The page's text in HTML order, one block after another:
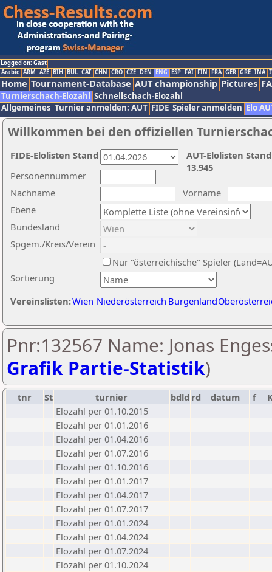
Logged on: Gast
Arabic ARM AZE BIH BUL CAT CHN CRO CZE DEN ENG ESP FAI FIN FRA GER GRE INA
Home Tournament-Database AUT championship Pictures
Turnierschach-Elozahl Schnellschach-Elozahl
Allgemeines Turnier anmelden: AUT FIDE Spieler anmelden Elo
Willkommen bei den offiziellen
Nachname
Vorname
Ebene
Sortierung
Personennummer
Bundesland
Spgem./Kreis/Verein
Nur "österreichische" Spieler
Vereinslisten:Wien Niederösterreich Burgenland
AUT-Elolisten
13.945
FIDE-Elolisten Stand
Pnr:132567 Name: Jonas
Grafik Partie-Statistik)
tnr St turnier bdld rd datum f
Elozahl per 01.10.2015
Elozahl per 01.01.2016
Elozahl per 01.04.2016
Elozahl per 01.07.2016
Elozahl per 01.10.2016
Elozahl per 01.01.2017
Elozahl per 01.04.2017
Elozahl per 01.07.2017
Elozahl per 01.01.2024
Elozahl per 01.04.2024
Elozahl per 01.07.2024
Elozahl per 01.10.2024